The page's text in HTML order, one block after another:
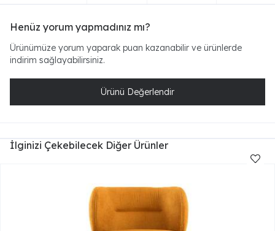
Henüz yorum yapmadınız mı?
Ürünümüze yorum yaparak puan kazanabilir ve ürünlerde
indirim sağlayabilirsiniz.
Ürünü Değerlendir
İlginizi Çekebilecek Diğer Ürünler